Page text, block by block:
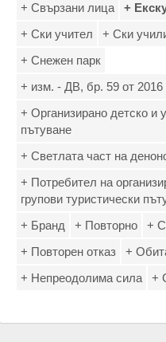
+ Свързани лица
+
+ Ски учител
+ Ски
+ Снежен парк
+ изм. - ДВ, бр. 59 от 2016
+ Организирано детско и
пътуване
+ Светлата част на
+ Потребител на
групови туристически
+ Бранд
+ Повторно
+
+ Повторен отказ
+
+ Непреодолима сила
+